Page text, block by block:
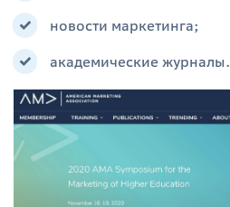
новости маркетинга;
академические журналы.